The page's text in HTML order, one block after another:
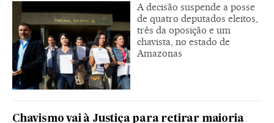
A decisão suspende a posse
de quatro deputados eleitos,
três da oposição e um
chavista, no estado de
Amazonas
Chavismo vai à Justiça para retirar maioria